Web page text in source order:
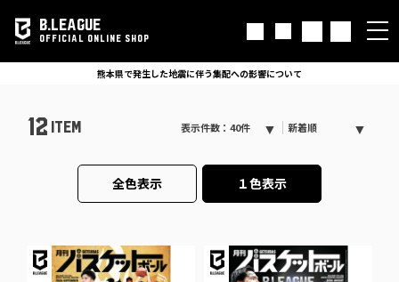
B.LEAGUE
OFFICIAL ONLINE SHOP
熊本県で発生した地震に伴う集配への影響について
12 ITEM 表示件数：40件 新着順
全色表示 １色表示